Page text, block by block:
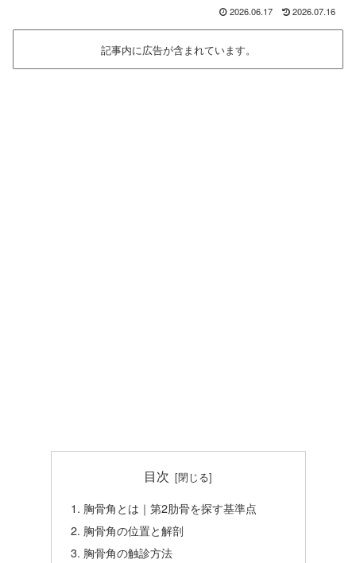
2026.06.17 2026.07.16
記事内に広告が含まれています。
目次
胸骨角とは｜第2肋骨を探す基準点
胸骨角の位置と解剖
胸骨角の触診方法